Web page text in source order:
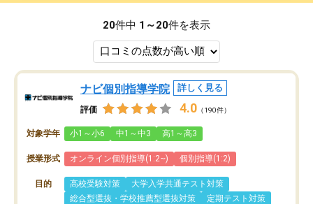
20件中 1～20件を表示
ナビ個別指導学院 詳しく見る
評価 4.0 （190件）
対象学年 小1～小6 中1～中3 高1～高3
授業形式 オンライン個別指導(1:2~) 個別指導(1:2)
目的 高校受験対策
大学入学共通テスト対策
総合型選抜・学校推薦型選抜対策
定期テスト対策